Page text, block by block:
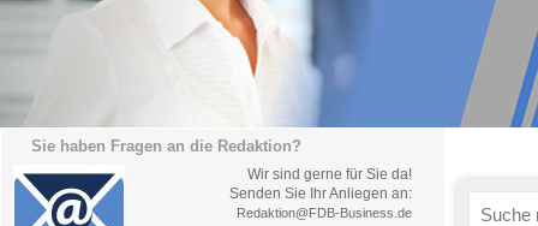
Sie haben Fragen an die Redaktion?
Wir sind gerne für Sie da!
Senden Sie Ihr Anliegen an:
Redaktion@FDB-Business.de